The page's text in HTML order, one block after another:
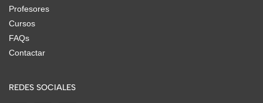
Profesores
Cursos
FAQs
Contactar
REDES SOCIALES